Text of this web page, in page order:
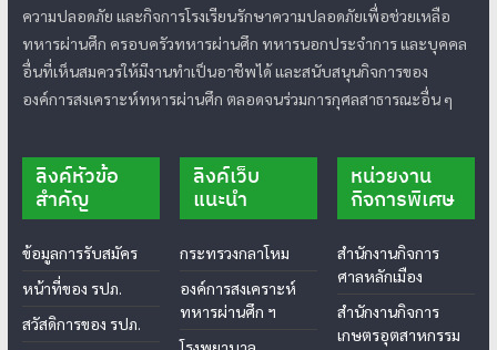
ความปลอดภัย และกิจการโรงเรียนรักษาความปลอดภัยเพื่อช่วยเหลือ
ทหารผ่านศึก ครอบครัวทหารผ่านศึก ทหารนอกประจำการ และบุคคล
อื่นที่เห็นสมควรให้มีงานทำเป็นอาชีพได้ และสนับสนุนกิจการของ
องค์การสงเคราะห์ทหารผ่านศึก ตลอดจนร่วมการกุศลสาธารณะอื่น ๆ
ลิงค์หัวข้อ
สำคัญ
ข้อมูลการรับสมัคร
หน้าที่ของ รปภ.
สวัสดิการของ รปภ.
ลิงค์เว็บ
แนะนำ
กระทรวงกลาโหม
องค์การสงเคราะห์
ทหารผ่านศึก ฯ
หน่วยงาน
กิจการพิเศษ
สำนักงานกิจการ
ศาลหลักเมือง
สำนักงานกิจการ
เกษตรอุตสาหกรรม